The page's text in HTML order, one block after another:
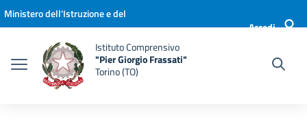
Vai ai contenuti
Vai al menu di navigazione
Vai al footer
Ministero dell'Istruzione e del
Accedi
Istituto Comprensivo
"Pier Giorgio Frassati"
Torino (TO)